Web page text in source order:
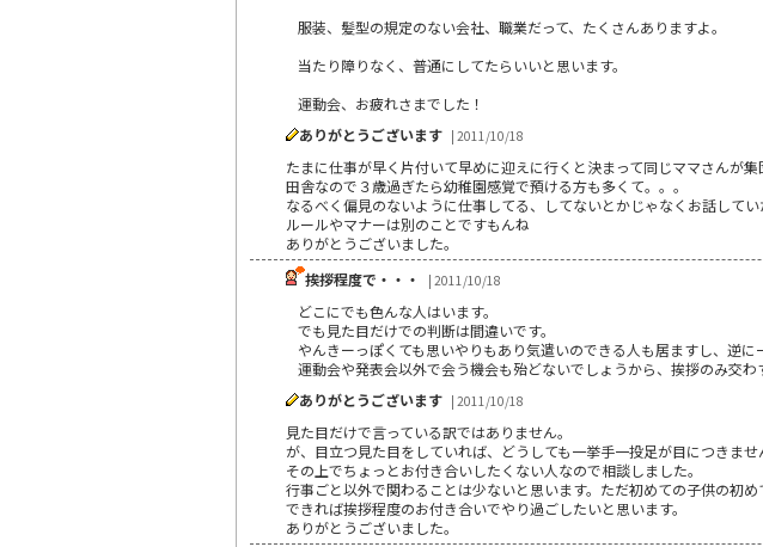
服装、髪型の規定のない会社、職業だって、たくさんありますよ。
当たり障りなく、普通にしてたらいいと思います。
運動会、お疲れさまでした！
ありがとうございます | 2011/10/18
たまに仕事が早く片付いて早めに迎えに行くと決まって同じママさんが集
田舎なので３歳過ぎたら幼稚園感覚で預ける方も多くて。。。
なるべく偏見のないように仕事してる、してないとかじゃなくお話してい
ルールやマナーは別のことですもんね
ありがとうございました。
挨拶程度で・・・
| 2011/10/18
どこにでも色んな人はいます。
でも見た目だけでの判断は間違いです。
やんきーっぽくても思いやりもあり気遣いのできる人も居ますし、逆
運動会や発表会以外で会う機会も殆どないでしょうから、挨拶のみ交わ
ありがとうございます | 2011/10/18
見た目だけで言っている訳ではありません。
が、目立つ見た目をしていれば、どうしても一挙手一投足が目につきませ
その上でちょっとお付き合いしたくない人なので相談しました。
行事ごと以外で関わることは少ないと思います。ただ初めての子供の初
できれば挨拶程度のお付き合いでやり過ごしたいと思います。
ありがとうございました。